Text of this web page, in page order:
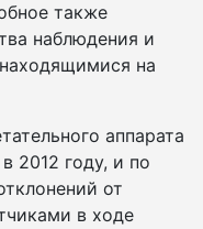
также
наблюдения и
на
аппарата
2012 году, и по
от
в ходе